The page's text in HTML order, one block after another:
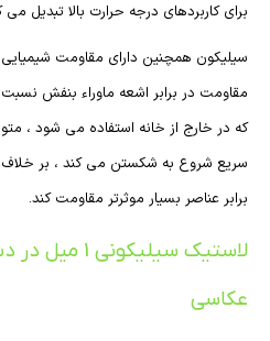
برای کاربردهای درجه حرارت بالا تبدیل می
سیلیکون همچنین دارای مقاومت شیمیایی
مقاومت در برابر اشعه ماوراء بنفش
که در خارج از خانه استفاده می شود ،
سریع شروع به شکستن می کند ، بر خلاف
برابر عناصر بسیار موثرتر مقاومت کند.
لاستیک
عکاسی